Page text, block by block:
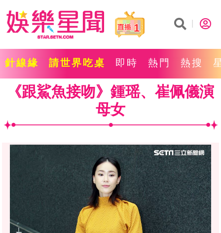
1
針線緣 請世界吃桌 即時 熱門 熱搜
《跟鯊魚接吻》鍾瑶、崔佩儀演
母女